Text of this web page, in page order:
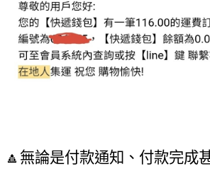
🔼無論是付款通知、付款完成